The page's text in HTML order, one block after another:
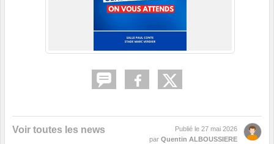
Voir toutes les news Publié le 27 mai 2026
par Quentin ALBOUSSIERE